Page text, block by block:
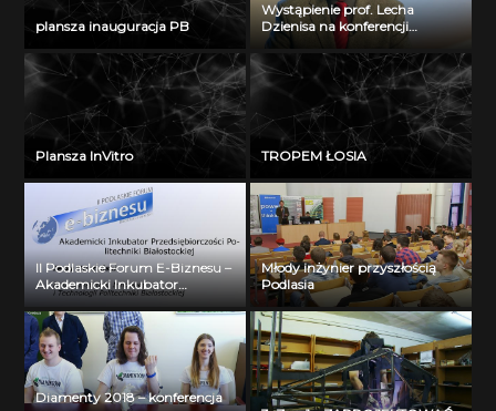
plansza inauguracja PB
Wystąpienie prof. Lecha
Dzienisa na konferencji
„Integration, partnership and
innovations in civil engineering
and education”
Plansza InVitro TROPEM ŁOSIA
II Podlaskie Forum E-Biznesu –
Akademicki Inkubator
Przedsiębiorczości Politechniki
Białostockiej – Jerzy Muszyński
Młody inżynier przyszłością
Podlasia
Diamenty 2018 – konferencja